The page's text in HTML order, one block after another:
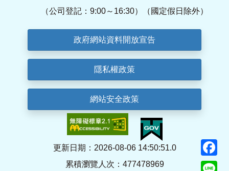
（公司登記：9:00～16:30）（國定假日除外）
政府網站資料開放宣告
隱私權政策
網站安全政策
更新日期：2026-08-06 14:50:51.0
累積瀏覽人次：477478969